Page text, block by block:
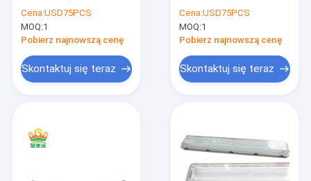
Produkty
fluorescencyjne
2x36w 1,2m 85lm W
Cena:USD75PCS
MOQ:1
Pobierz najnowszą cenę
Skontaktuj się teraz
fluorescencyjna 23
cale 24 cale 47 cali
18W
Cena:USD75PCS
MOQ:1
Pobierz najnowszą cenę
Skontaktuj się teraz